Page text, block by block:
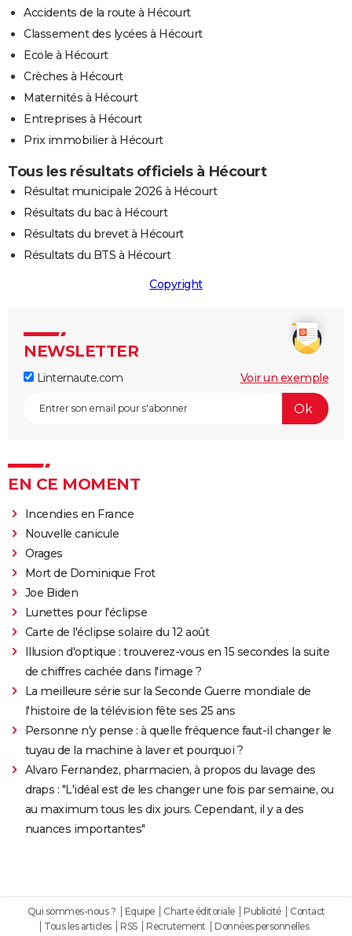
Accidents de la route à Hécourt
Classement des lycées à Hécourt
Ecole à Hécourt
Crèches à Hécourt
Maternités à Hécourt
Entreprises à Hécourt
Prix immobilier à Hécourt
Tous les résultats officiels à Hécourt
Résultat municipale 2026 à Hécourt
Résultats du bac à Hécourt
Résultats du brevet à Hécourt
Résultats du BTS à Hécourt
Copyright
NEWSLETTER
Linternaute.com Voir un exemple
EN CE MOMENT
Incendies en France
Nouvelle canicule
Orages
Mort de Dominique Frot
Joe Biden
Lunettes pour l'éclipse
Carte de l'éclipse solaire du 12 août
Illusion d'optique : trouverez-vous en 15 secondes la suite
de chiffres cachée dans l'image ?
La meilleure série sur la Seconde Guerre mondiale de
l'histoire de la télévision fête ses 25 ans
Personne n'y pense : à quelle fréquence faut-il changer le
tuyau de la machine à laver et pourquoi ?
Alvaro Fernandez, pharmacien, à propos du lavage des
draps : "L'idéal est de les changer une fois par semaine, ou
au maximum tous les dix jours. Cependant, il y a des
nuances importantes"
Qui sommes-nous ? Equipe Charte éditoriale Publicité
Contact
Tous les articles
RSS Recrutement
Données personnelles